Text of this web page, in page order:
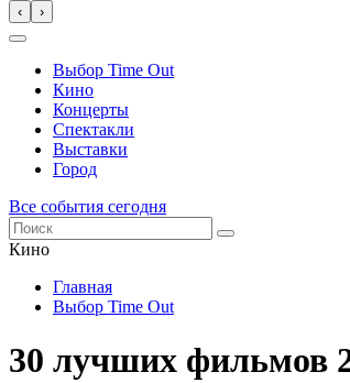
‹ ›
Выбор Time Out
Кино
Концерты
Спектакли
Выставки
Город
Все события сегодня
Кино
Главная
Выбор Time Out
30 лучших фильмов